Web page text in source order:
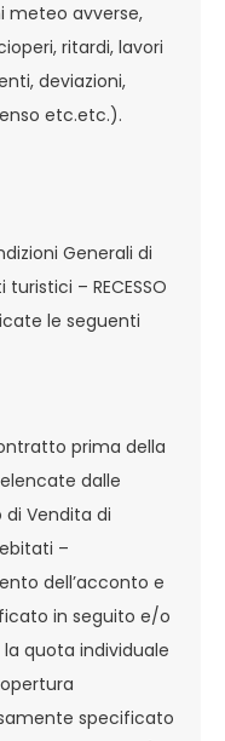
meteo avverse,
ritardi, lavori
deviazioni,
etc.etc.).
Generali di
– RECESSO
le seguenti
prima della
dalle
Vendita di
–
dell’acconto e
in seguito e/o
quota individuale
specificato